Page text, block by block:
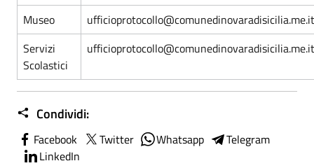
Museo
ufficioprotocollo@comunedinovaradisicilia.me.it
Servizi
Scolastici
ufficioprotocollo@comunedinovaradisicilia.me.it
Condividi:
Facebook Twitter Whatsapp
Telegram
LinkedIn